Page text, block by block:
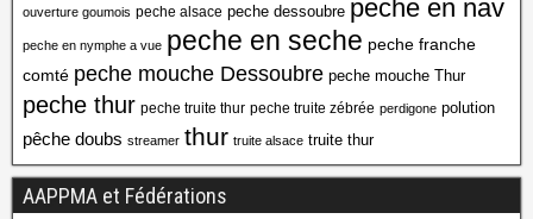
ouverture goumois peche alsace peche dessoubre peche en nav
peche en nymphe a vue peche en seche peche franche
comté peche mouche Dessoubre peche mouche Thur
peche thur peche truite thur peche truite zébrée perdigone polution
pêche doubs streamer thur truite alsace truite thur
AAPPMA et Fédérations